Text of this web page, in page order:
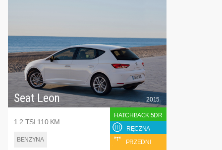
Seat Leon
1.2 TSI 110 KM
BENZYNA
2015
HATCHBACK 5DR
RĘCZNA
PRZEDNI